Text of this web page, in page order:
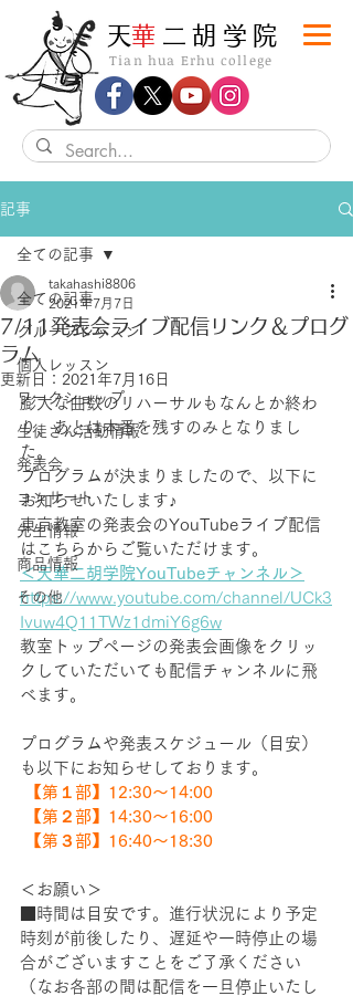
Tian hua Erhu college
​天華 二胡学院
記事
全ての記事
グループレッスン
個人レッスン
ワークショップ
生徒さん活動情報
発表会
コンサート
先生情報
商品情報
その他
全ての記事
7/11発表会ライブ配信リンク＆プログ
ラム
takahashi8806
2021年7月7日
更新日： 2021年7月16日
膨大な曲数のリハーサルもなんとか終わ
り、あとは本番を残すのみとなりまし
た。
プログラムが決まりましたので、以下に
お知らせいたします♪
東京教室の発表会のYouTubeライブ配信
はこちらからご覧いただけます。
＜天華二胡学院YouTubeチャンネル＞
https://www.youtube.com/channel/UCk3
Ivuw4Q11TWz1dmiY6g6w
教室トップページの発表会画像をクリッ
クしていただいても配信チャンネルに飛
べます。
プログラムや発表スケジュール（目安）
も以下にお知らせしております。
【第１部】12:30〜14:00
【第２部】14:30〜16:00
【第３部】16:40〜18:30
＜お願い＞
■時間は目安です。進行状況により予定
時刻が前後したり、遅延や一時停止の場
合がございますことをご了承ください
（なお各部の間は配信を一旦停止いたし